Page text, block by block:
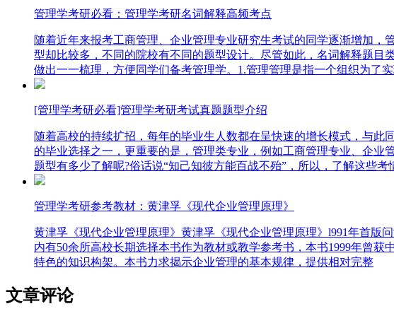
管理学考研必看：管理学考研名词解释高频考点
随着近年来报考工商管理、企业管理专业研究生考试的同学逐渐增加
型却比较多，不同的院校有不同的题型设计。尽管如此，名词解释题
做出一一梳理，方便同学们备考管理学。1.管理管理是指一个组织为了实
[管理学考研必看]管理学考研考试真题题型介绍
随着高校的持续扩招，每年的毕业生人数都在呈快速的增长模式，与
的毕业选择之一，更重要的是，管理类专业，例如工商管理专业、企
题型有多少了解呢?俗话说“知己知彼方能百战不殆”，所以，了解这些考
管理学考研参考教材：黄津孚《现代企业管理原理》
黄津孚《现代企业管理原理》黄津孚《现代企业管理原理》l991年首版
内有50余所高校长期选择本书作为教材或教学参考书，本书1999年曾
特色的知识构架。本书力求揭示企业管理的基本规律，提供相对完整
文章评论